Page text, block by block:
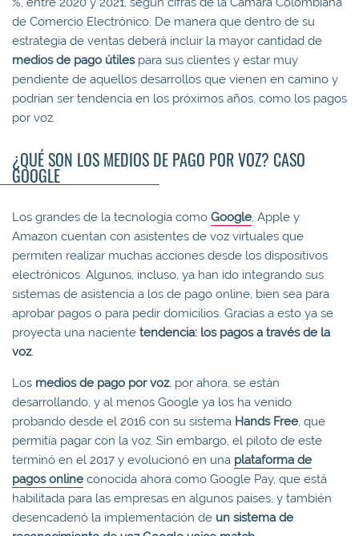
de Comercio Electrónico. De manera que dentro de su
estrategia de ventas deberá incluir la mayor cantidad de
medios de pago útilespara sus clientes y estar muy
pendiente de aquellos desarrollos que vienen en camino y
podrían ser tendencia en los próximos años, como los pagos
por voz.
¿QUÉ SON LOS MEDIOS DE PAGO POR VOZ? CASO
GOOGLE
Los grandes de la tecnología como Google, Apple y
Amazon cuentan con asistentes de voz virtuales que
permiten realizar muchas acciones desde los dispositivos
electrónicos. Algunos, incluso, ya han ido integrando sus
sistemas de asistencia a los de pago online, bien sea para
aprobar pagos o para pedir domicilios. Gracias a esto ya se
proyecta una naciente tendencia: los pagos a través de la
voz.
Los medios de pago por voz, por ahora, se están
desarrollando, y al menos Google ya los ha venido
probando desde el 2016 con su sistema Hands Free, que
permitía pagar con la voz. Sin embargo, el piloto de este
terminó en el 2017 y evolucionó en una plataforma de
pagos online conocida ahora como Google Pay, que está
habilitada para las empresas en algunos países, y también
desencadenó la implementación de un sistema de